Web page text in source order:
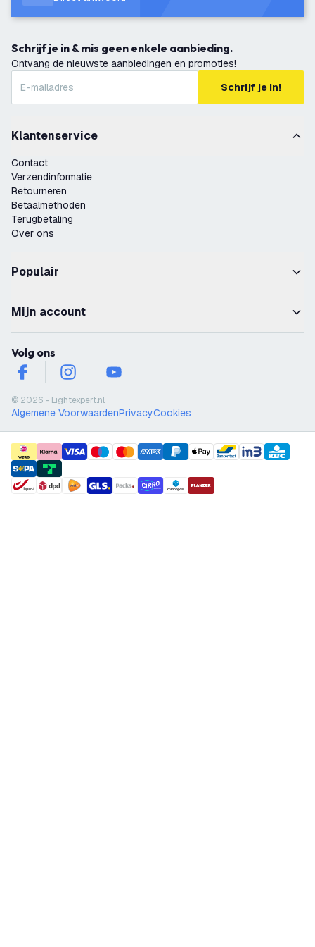
Schrijf je in & mis geen enkele aanbieding.
Ontvang de nieuwste aanbiedingen en promoties!
Schrijf je in!
Klantenservice
Contact
Verzendinformatie
Retourneren
Betaalmethoden
Terugbetaling
Over ons
Populair
Mijn account
Volg ons
facebookinstagramyoutube
© 2026 - Lightexpert.nl
Algemene VoorwaardenPrivacyCookies
payment methods
shipment methods